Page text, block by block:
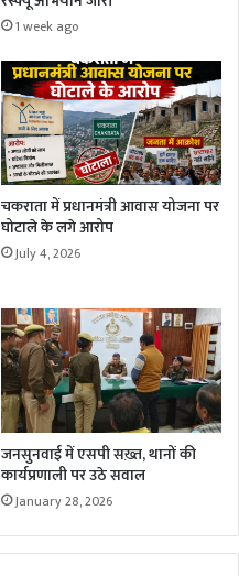
1 week ago
चकराता में प्रधानमंत्री आवास योजना पर
घोटाले के लगे आरोप
July 4, 2026
जनसुनवाई में एसपी सख़्त, थानों की
कार्यप्रणाली पर उठे सवाल
January 28, 2026